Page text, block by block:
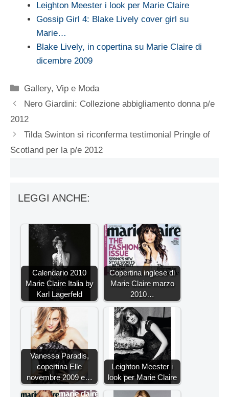
Leighton Meester i look per Marie Claire
Gossip Girl 4: Blake Lively cover girl su
Marie…
Blake Lively, in copertina su Marie Claire di
dicembre 2009
Categorie
Gallery,Vip e Moda
Nero Giardini: Collezione abbigliamento donna p/e
2012
Tilda Swinton si riconferma testimonial Pringle of
Scotland per la p/e 2012
LEGGI ANCHE:
Calendario 2010
Marie Claire Italia by
Karl Lagerfeld
Copertina inglese di
Marie Claire marzo
2010…
Vanessa Paradis,
copertina Elle
novembre 2009 e…
Leighton Meester i
look per Marie Claire